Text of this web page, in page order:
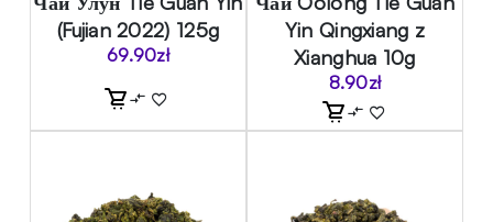
(Fujian 2022) 125g
69.90zł
Yin Qingxiang z
Xianghua 10g
8.90zł